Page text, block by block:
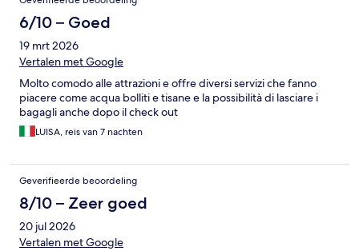
6/10 – Goed
19 mrt 2026
Vertalen met Google
Molto comodo alle attrazioni e offre diversi servizi che fanno
piacere come acqua bolliti e tisane e la possibilità di lasciare i
bagagli anche dopo il check out
LUISA, reis van 7 nachten
Geverifieerde beoordeling
8/10 – Zeer goed
20 jul 2026
Vertalen met Google